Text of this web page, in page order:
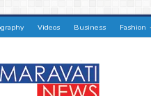
Videos Business Fashion